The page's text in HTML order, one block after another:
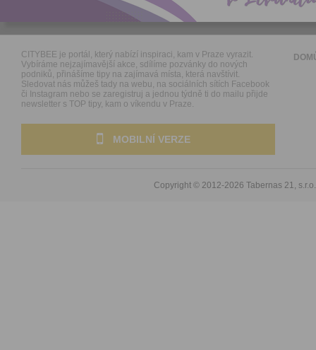
CITYBEE je portál, který nabízí inspiraci, kam v Praze vyrazit.
Vybíráme nejzajímavější akce, sdílíme pozvánky do nových
podniků, přinášíme tipy na zajímavá místa, která navštívit.
Sledovat nás můžeš tady na webu, na sociálních sítích Facebook
či Instagram nebo se zaregistruj a jednou týdně ti do mailu přijde
newsletter s TOP tipy, kam o víkendu v Praze.
MOBILNÍ VERZE
Copyright © 2012-2026 Tabernas 21, s.r.o.